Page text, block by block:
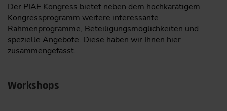
Der PIAE Kongress bietet neben dem hochkarätigem
Kongressprogramm weitere interessante
Rahmenprogramme, Beteiligungsmöglichkeiten und
spezielle Angebote. Diese haben wir Ihnen hier
zusammengefasst.
Workshops